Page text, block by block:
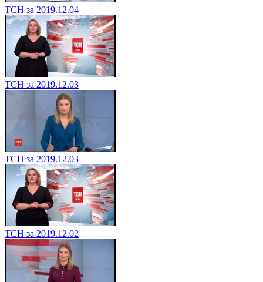
ТСН за 2019.12.04
ТСН за 2019.12.03
ТСН за 2019.12.03
ТСН за 2019.12.02